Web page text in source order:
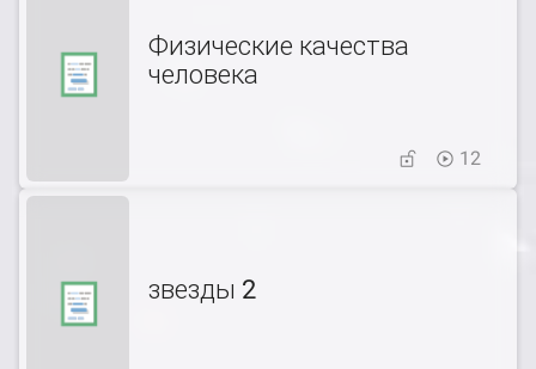
Физические качества
человека
12
звезды 2